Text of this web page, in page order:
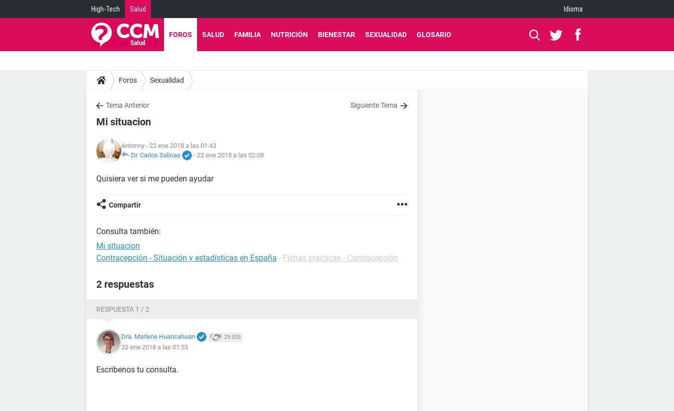
High-Tech Salud Idioma
FOROS SALUD FAMILIA NUTRICIÓN BIENESTAR SEXUALIDAD GLOSARIO
Foros Sexualidad
Tema Anterior Siguiente Tema
Mi situacion
Antonny - 22 ene 2018 a las 01:43
Dr. Carlos Salinas
- 22 ene 2018 a las 02:08
Quisiera ver si me pueden ayudar
Compartir
Consulta también:
Mi situacion
Contracepción - Situación y estadísticas en España - Fichas prácticas - Contracepción
2 respuestas
RESPUESTA 1 / 2
Dra. Marlene Huancahuari 29.005
22 ene 2018 a las 01:55
Escribenos tu consulta.